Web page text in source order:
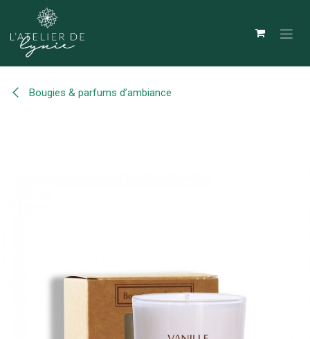
Se rendre au contenu
Bougies & parfums d’ambiance